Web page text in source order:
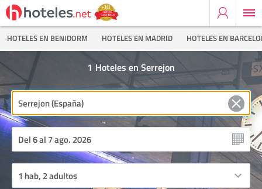
HOTELES EN BENIDORM HOTELES EN MADRID HOTELES EN
Hoteles en Serrejon
1